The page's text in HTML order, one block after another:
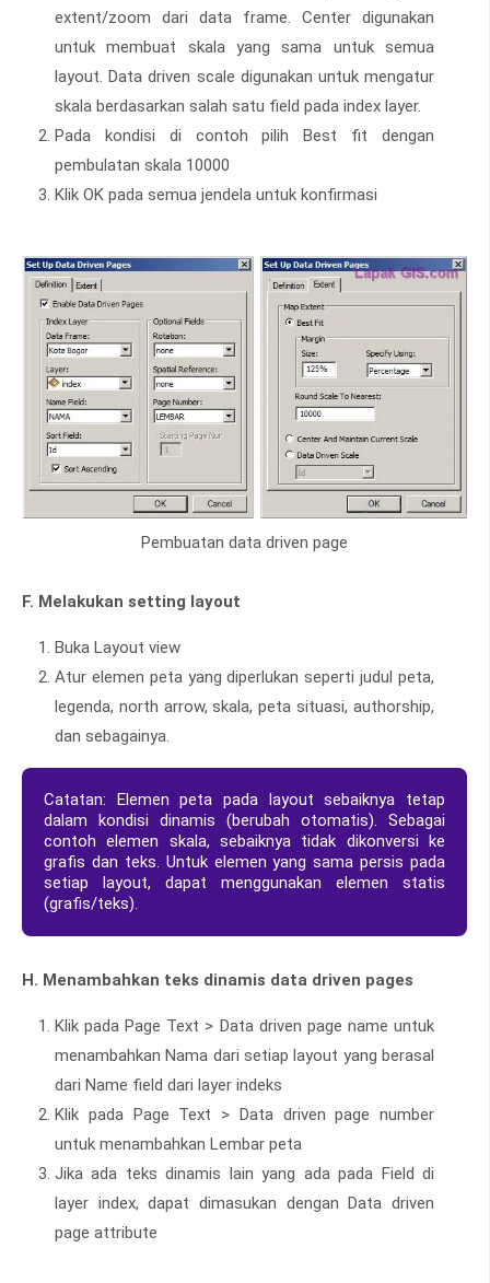
extent/zoom dari data frame. Center digunakan
untuk membuat skala yang sama untuk semua
layout. Data driven scale digunakan untuk mengatur
skala berdasarkan salah satu field pada index layer.
Pada kondisi di contoh pilih Best fit dengan
pembulatan skala 10000
Klik OK pada semua jendela untuk konfirmasi
Pembuatan data driven page
F. Melakukan setting layout
Buka Layout view
Atur elemen peta yang diperlukan seperti judul peta,
legenda, north arrow, skala, peta situasi, authorship,
dan sebagainya.
Catatan: Elemen peta pada layout sebaiknya tetap
dalam kondisi dinamis (berubah otomatis). Sebagai
contoh elemen skala, sebaiknya tidak dikonversi ke
grafis dan teks. Untuk elemen yang sama persis pada
setiap layout, dapat menggunakan elemen statis
(grafis/teks).
H. Menambahkan teks dinamis data driven pages
Klik pada Page Text > Data driven page name untuk
menambahkan Nama dari setiap layout yang berasal
dari Name field dari layer indeks
Klik pada Page Text > Data driven page number
untuk menambahkan Lembar peta
Jika ada teks dinamis lain yang ada pada Field di
layer index, dapat dimasukan dengan Data driven
page attribute